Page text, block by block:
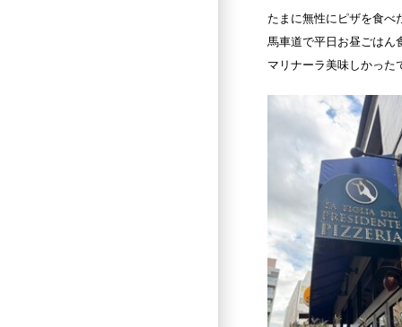
たまに無性にピザを食べ
馬車道で平日お昼ごはん
マリナーラ美味しかった